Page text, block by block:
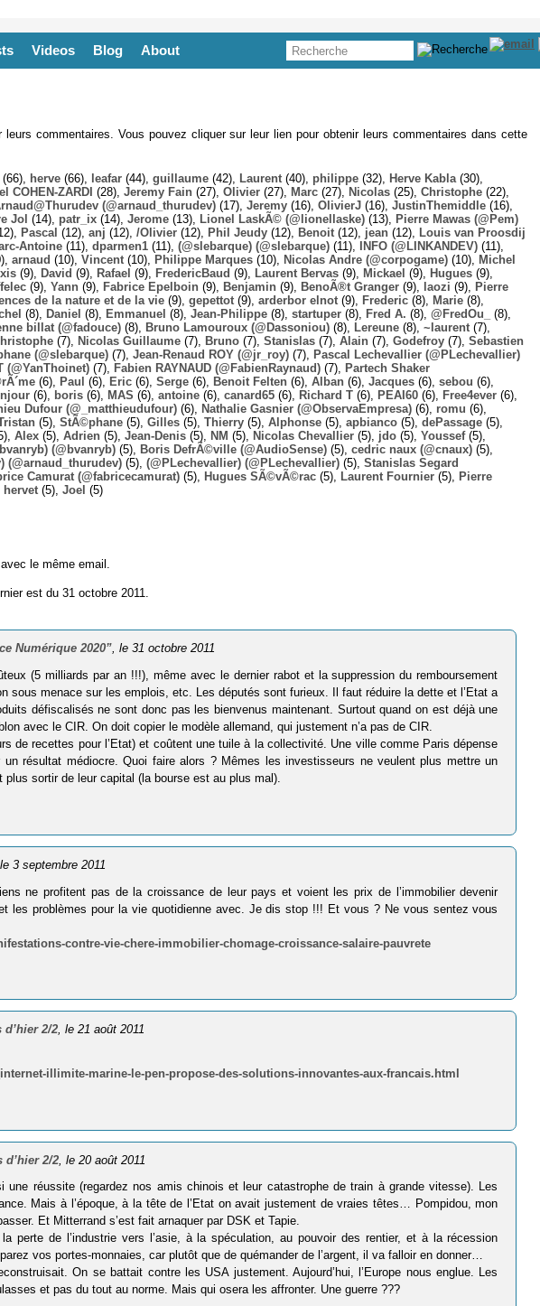
Videos Blog About
commentaires. Vous pouvez cliquer sur leur lien pour obtenir leurs commentaires dans cette
(66), herve (66), leafar (44), guillaume (42), Laurent (40), philippe (32), Herve Kabla (30),
COHEN-ZARDI (28), Jeremy Fain (27), Olivier (27), Marc (27), Nicolas (25), Christophe (22),
(@arnaud_thurudev) (17), Jeremy (16), OlivierJ (16), JustinThemiddle (16),
Jol (14), patr_ix (14), Jerome (13), Lionel LaskÃ© (@lionellaske) (13),
Pierre Mawas (@Pem)
Pascal (12), anj (12), /Olivier (12), Phil Jeudy (12), Benoit (12), jean (12),
Louis van Proosdij
Antoine (11), dparmen1 (11), (@slebarque) (@slebarque) (11), INFO (@LINKANDEV) (11),
arnaud (10), Vincent (10), Philippe Marques (10), Nicolas Andre (@corpogame) (10),
Michel
(9), David (9), Rafael (9), FredericBaud (9), Laurent Bervas (9), Mickael (9), Hugues (9),
(9), Yann (9), Fabrice Epelboin (9), Benjamin (9), BenoÃ®t Granger (9), laozi (9),
Pierre
de la nature et de la vie (9), gepettot (9), arderbor elnot (9), Frederic (8), Marie (8),
(8), Daniel (8), Emmanuel (8), Jean-Philippe (8), startuper (8), Fred A. (8), @FredOu_
(8),
billat (@fadouce) (8), Bruno Lamouroux (@Dassoniou) (8), Lereune (8), ~laurent (7),
(7), Nicolas Guillaume (7), Bruno (7), Stanislas (7), Alain (7), Godefroy (7), Sebastien
(@slebarque) (7), Jean-Renaud ROY (@jr_roy) (7),
Pascal Lechevallier (@PLechevallier)
(@YanThoinet) (7), Fabien RAYNAUD (@FabienRaynaud) (7),
Partech Shaker
(6), Paul (6), Eric (6), Serge (6), Benoit Felten (6), Alban (6), Jacques (6), sebou (6),
(6), boris (6), MAS (6), antoine (6), canard65 (6), Richard T (6), PEAI60 (6), Free4ever (6),
Dufour (@_matthieudufour) (6), Nathalie Gasnier (@ObservaEmpresa) (6), romu (6),
(5), StÃ©phane (5), Gilles (5), Thierry (5), Alphonse (5), apbianco (5), dePassage (5),
Alex (5), Adrien (5), Jean-Denis (5), NM (5), Nicolas Chevallier (5), jdo (5), Youssef(5),
(@bvanryb) (5), Boris DefrÃ©ville (@AudioSense) (5), cedric naux (@cnaux) (5),
(@arnaud_thurudev) (5), (@PLechevallier) (@PLechevallier) (5), Stanislas Segard
Camurat (@fabricecamurat) (5), Hugues SÃ©vÃ©rac (5), Laurent Fournier (5),
Pierre
hervet (5), Joel (5)
le même email.
est du 31 octobre 2011.
Numérique 2020”, le 31 octobre 2011
(5 milliards par an !!!), même avec le dernier rabot et la suppression du remboursement
sous menace sur les emplois, etc. Les députés sont furieux. Il faut réduire la dette et l’Etat a
défiscalisés ne sont donc pas les bienvenus maintenant. Surtout quand on est déjà une
avec le CIR. On doit copier le modèle allemand, qui justement n’a pas de CIR.
de recettes pour l’Etat) et coûtent une tuile à la collectivité. Une ville comme Paris dépense
résultat médiocre. Quoi faire alors ? Mêmes les investisseurs ne veulent plus mettre un
sortir de leur capital (la bourse est au plus mal).
3 septembre 2011
ne profitent pas de la croissance de leur pays et voient les prix de l’immobilier devenir
les problèmes pour la vie quotidienne avec. Je dis stop !!! Et vous ? Ne vous sentez vous
contre-vie-chere-immobilier-chomage-croissance-salaire-pauvrete
d’hier 2/2, le 21 août 2011
illimite-marine-le-pen-propose-des-solutions-innovantes-aux-francais.html
d’hier 2/2 , le 20 août 2011
réussite (regardez nos amis chinois et leur catastrophe de train à grande vitesse). Les
Mais à l’époque, à la tête de l’Etat on avait justement de vraies têtes… Pompidou, mon
Et Mitterrand s’est fait arnaquer par DSK et Tapie.
perte de l’industrie vers l’asie, à la spéculation, au pouvoir des rentier, et à la récession
vos portes-monnaies, car plutôt que de quémander de l’argent, il va falloir en donner…
On se battait contre les USA justement. Aujourd’hui, l’Europe nous englue. Les
et pas du tout au norme. Mais qui osera les affronter. Une guerre ???